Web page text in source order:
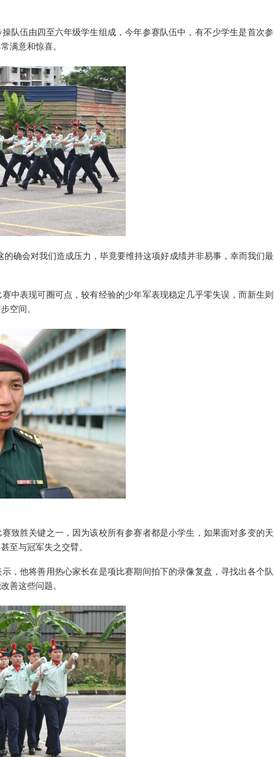
队伍由四至六年级学生组成，今年参赛队伍中，有不少学生是首次参
满意和惊喜。
的确会对我们造成压力，毕竟要维持这项好成绩并非易事，幸而我们最
中表现可圈可点，较有经验的少年军表现稳定几乎零失误，而新生则
空间。
致胜关键之一，因为该校所有参赛者都是小学生，如果面对多变的天
至与冠军失之交臂。
，他将善用热心家长在是项比赛期间拍下的录像复盘，寻找出各个队
善这些问题。